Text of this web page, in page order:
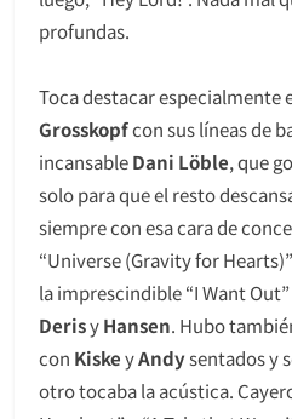
profundas.
Toca destacar especialmente
Grosskopfcon sus líneas de
incansableDani Löble, que
solo para que el resto
siempre con esa cara de
“Universe (Gravity for
la imprescindible “I Want
DerisyHansen. Hubo
con KiskeyAndysentados y
otro tocaba la acústica.